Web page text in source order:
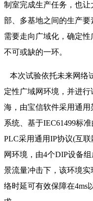
制室完成生产任务，也
部、多基地之间的生产
需要走向广域化，确定
不可或缺的一环。
本次试验依托未来网络
定性广域网环境，并进
海，由宝信软件采用通
系统、基于IEC61499标
PLC采用通用IP协议(互
网环境，由4个DIP设备
景流量冲击下，该环境实
络时延可有效保障在4ms